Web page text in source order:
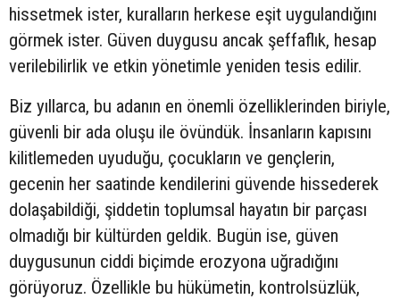
hissetmek ister, kuralların herkese eşit uygulandığını
görmek ister. Güven duygusu ancak şeffaflık, hesap
verilebilirlik ve etkin yönetimle yeniden tesis edilir.
Biz yıllarca, bu adanın en önemli özelliklerinden biriyle,
güvenli bir ada oluşu ile övündük. İnsanların kapısını
kilitlemeden uyuduğu, çocukların ve gençlerin,
gecenin her saatinde kendilerini güvende hissederek
dolaşabildiği, şiddetin toplumsal hayatın bir parçası
olmadığı bir kültürden geldik. Bugün ise, güven
duygusunun ciddi biçimde erozyona uğradığını
görüyoruz. Özellikle bu hükümetin, kontrolsüzlük,